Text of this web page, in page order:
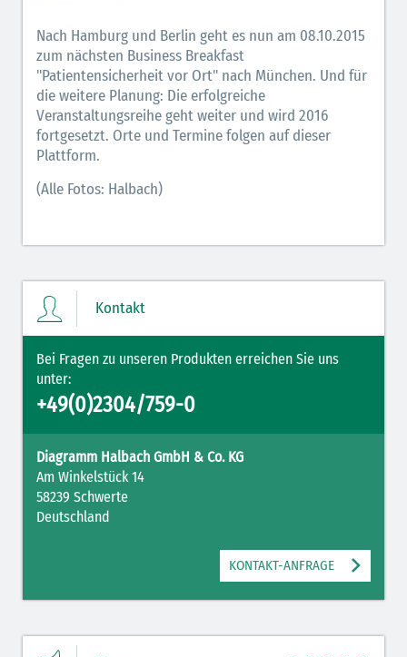
Nach Hamburg und Berlin geht es nun am 08.10.2015
zum nächsten Business Breakfast
"Patientensicherheit vor Ort" nach München. Und für
die weitere Planung: Die erfolgreiche
Veranstaltungsreihe geht weiter und wird 2016
fortgesetzt. Orte und Termine folgen auf dieser
Plattform.
(Alle Fotos: Halbach)
Kontakt
Bei Fragen zu unseren Produkten erreichen Sie uns
unter:
+49(0)2304/759-0
Diagramm Halbach GmbH & Co. KG
Am Winkelstück 14
58239 Schwerte
Deutschland
KONTAKT-ANFRAGE